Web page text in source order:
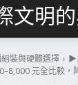
文明
裝與硬體選擇 ▶
元全比較，